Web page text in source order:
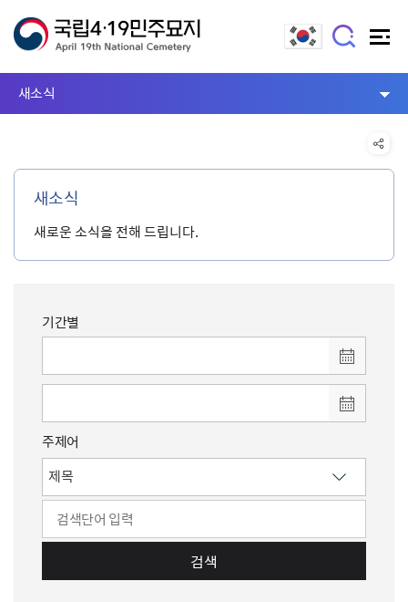
새소식
새소식
새로운 소식을 전해 드립니다.
기간별
주제어
검색